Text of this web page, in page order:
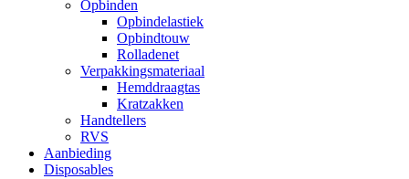
Opbinden
Opbindelastiek
Opbindtouw
Rolladenet
Verpakkingsmateriaal
Hemddraagtas
Kratzakken
Handtellers
RVS
Aanbieding
Disposables